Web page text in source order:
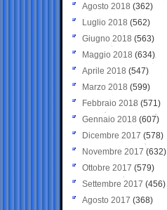
Agosto 2018 (362)
Luglio 2018 (562)
Giugno 2018 (563)
Maggio 2018 (634)
Aprile 2018 (547)
Marzo 2018 (599)
Febbraio 2018 (571)
Gennaio 2018 (607)
Dicembre 2017 (578)
Novembre 2017 (632)
Ottobre 2017 (579)
Settembre 2017 (456)
Agosto 2017 (368)